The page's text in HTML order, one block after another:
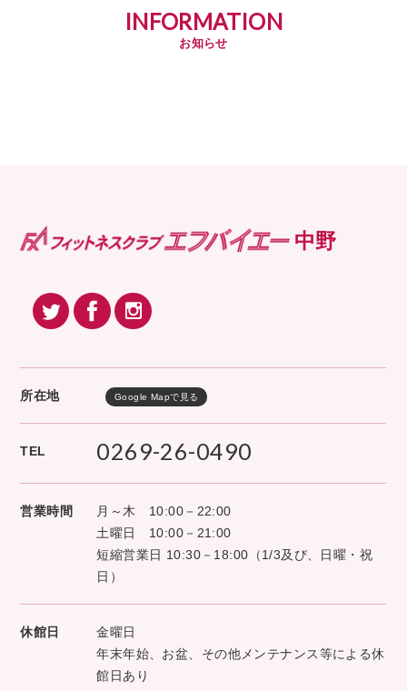
INFORMATION
お知らせ
中野
所在地 Google Mapで見る
TEL 0269-26-0490
営業時間
月～木 10:00－22:00
土曜日 10:00－21:00
短縮営業日 10:30－18:00（1/3及び、日曜・祝
日）
休館日
金曜日
年末年始、お盆、その他メンテナンス等による休
館日あり